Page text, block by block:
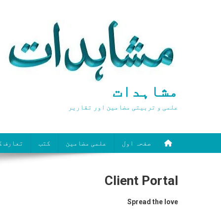
مشاہدات
علمی و تربیتی مضامین اور تقاریر
صفحہ اول علمی مضامین کتب تعارف
Client Portal
Spread the love